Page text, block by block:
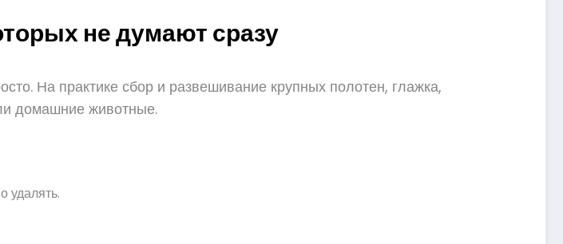
не думают сразу
На практике сбор и развешивание крупных полотен, глажка,
домашние животные.
удалять.